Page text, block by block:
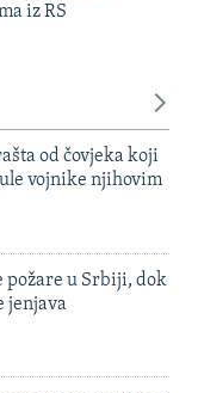
iz RS
od čovjeka koji
vojnike njihovim
požare u Srbiji, dok
jenjava